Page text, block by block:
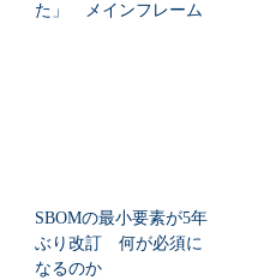
た」 メインフレーム
SBOMの最小要素が5年
ぶり改訂 何が必須に
なるのか